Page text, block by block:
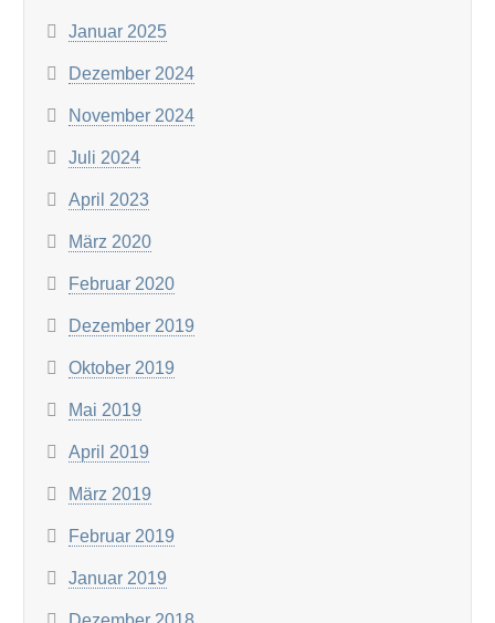
Januar 2025
Dezember 2024
November 2024
Juli 2024
April 2023
März 2020
Februar 2020
Dezember 2019
Oktober 2019
Mai 2019
April 2019
März 2019
Februar 2019
Januar 2019